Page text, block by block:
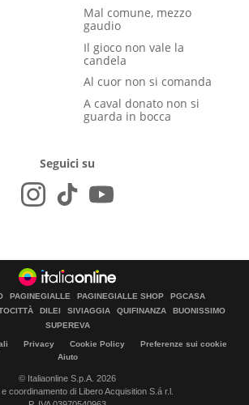
Mal comune, mezzo
gaudio
Il gioco non vale la
candela
Al cuor non si comanda
A caval donato non si
guarda in bocca
Seguici su
PAGINEGIALLE PAGINEGIALLE SHOP
PGCASA
DILEI SIVIAGGIA QUIFINANZA
BUONISSIMO
SUPEREVA
Privacy Cookie Policy
Preferenze sui cookie
Aiuto
© Italiaonline S.p.A. 2026
coordinamento di Libero Acquisition S.á r.l.